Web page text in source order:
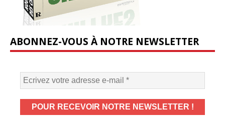
ABONNEZ-VOUS À NOTRE NEWSLETTER